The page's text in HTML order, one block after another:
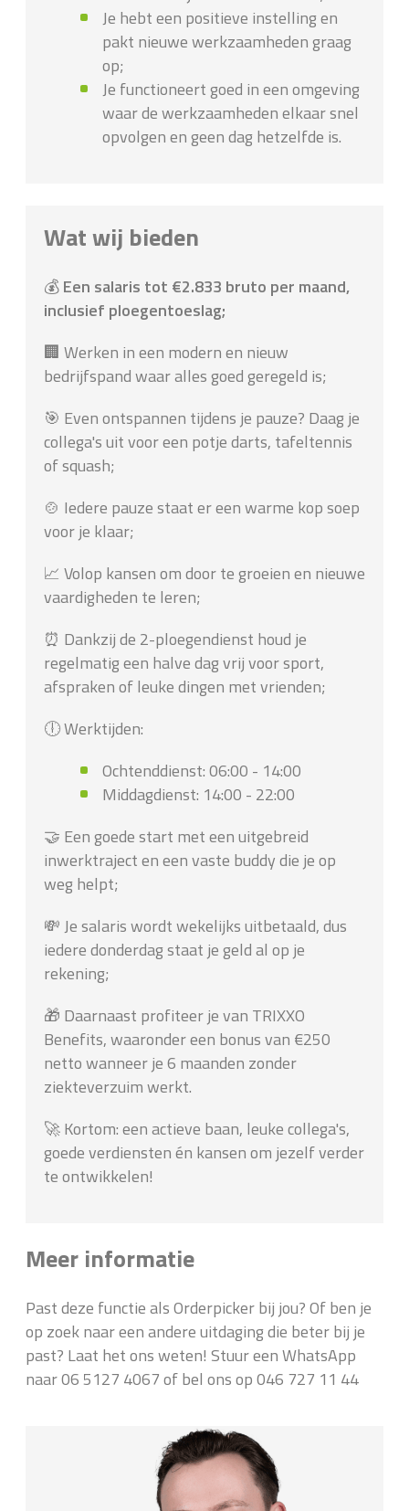
Je hebt een positieve instelling en
pakt nieuwe werkzaamheden graag
op;
Je functioneert goed in een omgeving
waar de werkzaamheden elkaar snel
opvolgen en geen dag hetzelfde is.
Wat wij bieden
💰Een salaris tot €2.833 bruto per maand,
inclusief ploegentoeslag;
🏢 Werken in een modern en nieuw
bedrijfspand waar alles goed geregeld is;
🎯 Even ontspannen tijdens je pauze? Daag je
collega's uit voor een potje darts, tafeltennis
of squash;
🍲 Iedere pauze staat er een warme kop soep
voor je klaar;
📈 Volop kansen om door te groeien en nieuwe
vaardigheden te leren;
⏰ Dankzij de 2-ploegendienst houd je
regelmatig een halve dag vrij voor sport,
afspraken of leuke dingen met vrienden;
🕕 Werktijden:
Ochtenddienst: 06:00 - 14:00
Middagdienst: 14:00 - 22:00
🤝 Een goede start met een uitgebreid
inwerktraject en een vaste buddy die je op
weg helpt;
💸 Je salaris wordt wekelijks uitbetaald, dus
iedere donderdag staat je geld al op je
rekening;
🎁 Daarnaast profiteer je van TRIXXO
Benefits, waaronder een bonus van €250
netto wanneer je 6 maanden zonder
ziekteverzuim werkt.
🚀 Kortom: een actieve baan, leuke collega's,
goede verdiensten én kansen om jezelf verder
te ontwikkelen!
Meer informatie
Past deze functie als Orderpicker bij jou? Of ben je
op zoek naar een andere uitdaging die beter bij je
past? Laat het ons weten! Stuur een WhatsApp
naar 06 5127 4067 of bel ons op 046 727 11 44